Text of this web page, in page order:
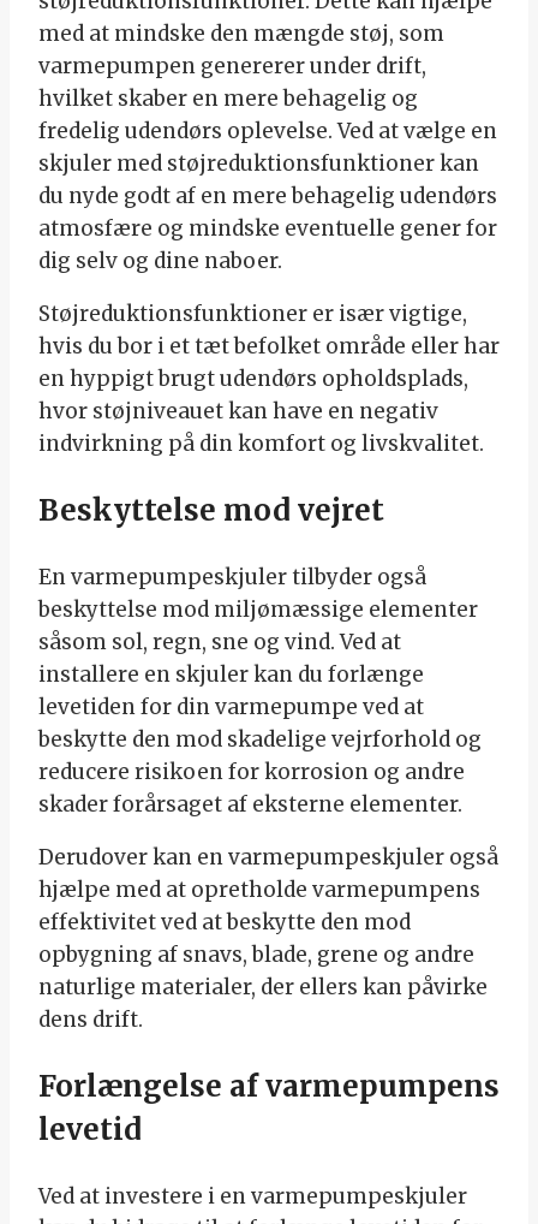
med at mindske den mængde støj, som
varmepumpen genererer under drift,
hvilket skaber en mere behagelig og
fredelig udendørs oplevelse. Ved at vælge en
skjuler med støjreduktionsfunktioner kan
du nyde godt af en mere behagelig udendørs
atmosfære og mindske eventuelle gener for
dig selv og dine naboer.
Støjreduktionsfunktioner er især vigtige,
hvis du bor i et tæt befolket område eller har
en hyppigt brugt udendørs opholdsplads,
hvor støjniveauet kan have en negativ
indvirkning på din komfort og livskvalitet.
Beskyttelse mod vejret
En varmepumpeskjuler tilbyder også
beskyttelse mod miljømæssige elementer
såsom sol, regn, sne og vind. Ved at
installere en skjuler kan du forlænge
levetiden for din varmepumpe ved at
beskytte den mod skadelige vejrforhold og
reducere risikoen for korrosion og andre
skader forårsaget af eksterne elementer.
Derudover kan en varmepumpeskjuler også
hjælpe med at opretholde varmepumpens
effektivitet ved at beskytte den mod
opbygning af snavs, blade, grene og andre
naturlige materialer, der ellers kan påvirke
dens drift.
Forlængelse af varmepumpens
levetid
Ved at investere i en varmepumpeskjuler